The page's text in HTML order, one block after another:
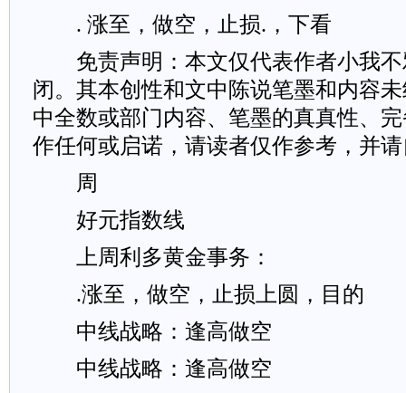
. 涨至，做空，止损.，下看
免责声明：本文仅代表作者小我不
闭。其本创性和文中陈说笔墨和内容
中全数或部门内容、笔墨的真真性、
作任何或启诺，请读者仅作参考，并
周
好元指数线
上周利多黄金事务：
.涨至，做空，止损上圆，目的
中线战略：逢高做空
中线战略：逢高做空